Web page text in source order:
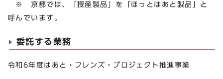
※ 京都では、「授産製品」を「ほっとはあと製品」と
呼んでいます。
委託する業務
令和6年度はあと・フレンズ・プロジェクト推進事業